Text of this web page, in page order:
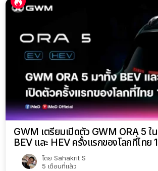
GWM เตรียมเปิดตัว GWM ORA 5 ใ
BEV และ HEV ครั้งแรกของโลกที่ไทย
โดย Sahakrit S
5 เดือนที่แล้ว